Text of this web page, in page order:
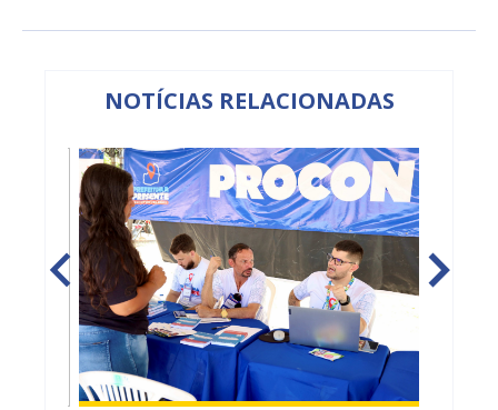
NOTÍCIAS RELACIONADAS